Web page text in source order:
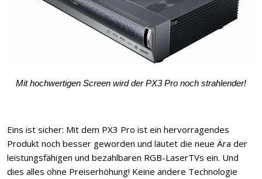
Mit hochwertigen Screen wird der PX3 Pro noch strahlender!
Eins ist sicher: Mit dem PX3 Pro ist ein hervorragendes
Produkt noch besser geworden und läutet die neue Ära der
leistungsfähigen und bezahlbaren RGB-LaserTVs ein. Und
dies alles ohne Preiserhöhung! Keine andere Technologie